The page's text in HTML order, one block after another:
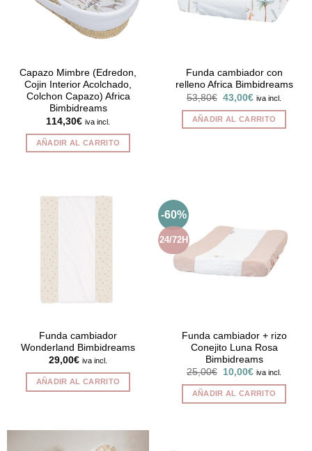
Capazo Mimbre (Edredon,
Cojin Interior Acolchado,
Colchon Capazo) Africa
Bimbidreams
114,30€ iva incl.
AÑADIR AL CARRITO
Funda cambiador con
relleno Africa Bimbidreams
53,80€ El
original
era:
43,00€El
actual
es:
iva incl.
AÑADIR AL CARRITO
Funda cambiador
Wonderland Bimbidreams
29,00€ iva incl.
AÑADIR AL CARRITO
-60%
24/72H
Funda cambiador + rizo
Conejito Luna Rosa
Bimbidreams
25,00€
El
original
era:
10,00€El
actual
es:
iva incl.
AÑADIR AL CARRITO